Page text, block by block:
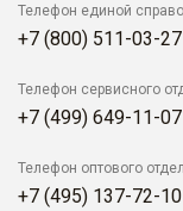
Телефон единой
+7 (800) 511-03-27
Телефон сервисного
+7 (499) 649-11-07
Телефон оптового
+7 (495) 137-72-10